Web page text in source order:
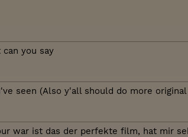
you say
seen (Also y'all should do more original
war ist das der perfekte film, hat mir